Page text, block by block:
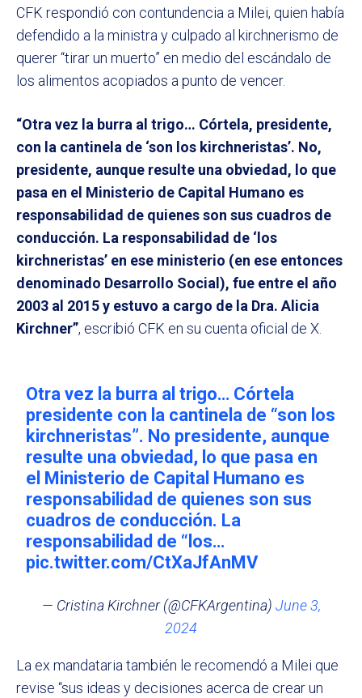
CFK respondió con contundencia a Milei, quien había
defendido a la ministra y culpado al kirchnerismo de
querer “tirar un muerto” en medio del escándalo de
los alimentos acopiados a punto de vencer.
“Otra vez la burra al trigo… Córtela, presidente,
con la cantinela de ‘son los kirchneristas’. No,
presidente, aunque resulte una obviedad, lo que
pasa en el Ministerio de Capital Humano es
responsabilidad de quienes son sus cuadros de
conducción. La responsabilidad de ‘los
kirchneristas’ en ese ministerio (en ese entonces
denominado Desarrollo Social), fue entre el año
2003 al 2015 y estuvo a cargo de la Dra. Alicia
Kirchner”, escribió CFK en su cuenta oficial de X.
Otra vez la burra al trigo… Córtela
presidente con la cantinela de “son los
kirchneristas”. No presidente, aunque
resulte una obviedad, lo que pasa en
el Ministerio de Capital Humano es
responsabilidad de quienes son sus
cuadros de conducción. La
responsabilidad de “los…
pic.twitter.com/CtXaJfAnMV
— Cristina Kirchner (@CFKArgentina) June 3,
2024
La ex mandataria también le recomendó a Milei que
revise “sus ideas y decisiones acerca de crear un